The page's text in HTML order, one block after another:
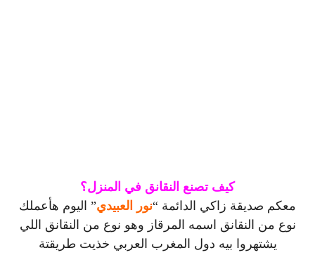
كيف تصنع النقانق في المنزل؟
معكم صديقة زاكي الدائمة “نور العبيدي” اليوم هأعملك
نوع من النقانق اسمه المرقاز وهو نوع من النقانق اللي
يشتهروا بيه دول المغرب العربي خذيت طريقتة